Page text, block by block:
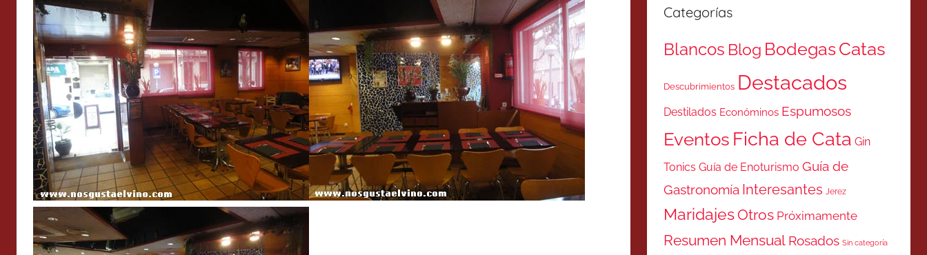
Categorías
Blancos Blog BodegasCatas
Descubrimientos Destacados
Destilados Económinos Espumosos
Eventos Ficha de Cata Gin
Tonics Guía de Enoturismo Guía de
Gastronomía Interesantes Jerez
MaridajesOtros Próximamente
Resumen Mensual Rosados Sin categoría